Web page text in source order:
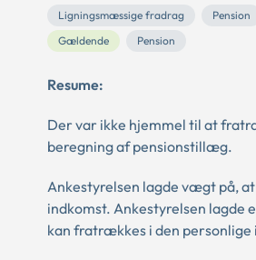
Ligningsmæssige fradrag Pension
Gældende
Pension
Resume:
Der var ikke hjemmel til at
beregning af pensionstillæg.
Ankestyrelsen lagde vægt på,
indkomst. Ankestyrelsen lagde
kan fratrækkes i den personlige